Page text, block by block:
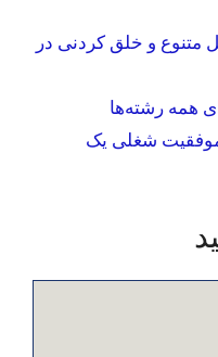
متنوع و خلق کردنی در
همه رشته‌ها
موفقیت شغلی یک